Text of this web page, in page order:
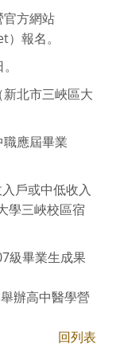
官方網站
報名。
北市三峽區大
應屆畢業
戶或中低收入
學三峽校區宿
級畢業生成果
辦高中醫學營
回列表